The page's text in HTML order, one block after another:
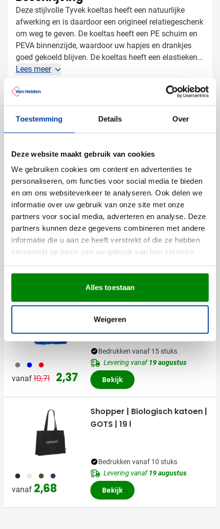
Toestemming Details Over
Deze website maakt gebruik van cookies
We gebruiken cookies om content en advertenties te
personaliseren, om functies voor social media te bieden
en om ons websiteverkeer te analyseren. Ook delen we
informatie over uw gebruik van onze site met onze
partners voor social media, adverteren en analyse. Deze
partners kunnen deze gegevens combineren met andere
informatie die u aan ze heeft verstrekt of die ze hebben
verzameld op basis van uw gebruik van hun services.
Alles toestaan
Weigeren
Deze stijlvolle Tyvek koeltas heeft een natuurlijke
afwerking en is daardoor een origineel relatiegeschenk
om weg te geven. De koeltas heeft een PE schuim en
PEVA binnenzijde, waardoor uw hapjes en drankjes
goed gekoeld blijven. De koeltas heeft een elastieken
sluiting en wordt enkel onbedrukt geleverd.
Lees meer
Specificaties
Gewicht
115 gram
Merk
4000 ml
korrels, PEVA
Grammage
100 gr/m²
28 cm x 23.5 cm x 14 cm
003 005 008
vanaf Normale prijs
10,71 Speciale prijs
2,37
Uitverkoop
Bedrukken vanaf 15 stuks
Levering vanaf19 augustus
Bekijk
001 027 402 536
vanaf 2,68
Shopper | Biologisch katoen |
GOTS | 19 l
Bedrukken vanaf 10 stuks
Levering vanaf19 augustus
Bekijk